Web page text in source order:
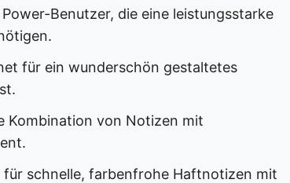
Benutzer, die eine leistungsstarke
für ein wunderschön gestaltetes
Kombination von Notizen mit
für schnelle, farbenfrohe Haftnotizen mit